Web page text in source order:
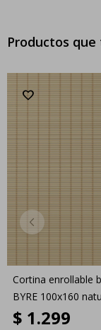
Productos
Cortina enrollable
BYRE 100x160
$ 1.299